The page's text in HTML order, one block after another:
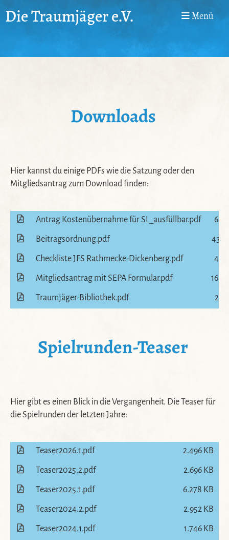
Die Traumjäger e.V. Menü
Downloads
Hier kannst du einige PDFs wie die Satzung oder den
Mitgliedsantrag zum Download finden:
Antrag Kostenübernahme für SL_ausfüllbar.pdf 64
Beitragsordnung.pdf 431
Checkliste JFS Rathmecke-Dickenberg.pdf 46
Mitgliedsantrag mit SEPA Formular.pdf 168
Traumjäger-Bibliothek.pdf 26
Spielrunden-Teaser
Hier gibt es einen Blick in die Vergangenheit. Die Teaser für
die Spielrunden der letzten Jahre:
Teaser2026.1.pdf 2.496 KB
Teaser2025.2.pdf 2.696 KB
Teaser2025.1.pdf 6.278 KB
Teaser2024.2.pdf 2.952 KB
Teaser2024.1.pdf 1.746 KB